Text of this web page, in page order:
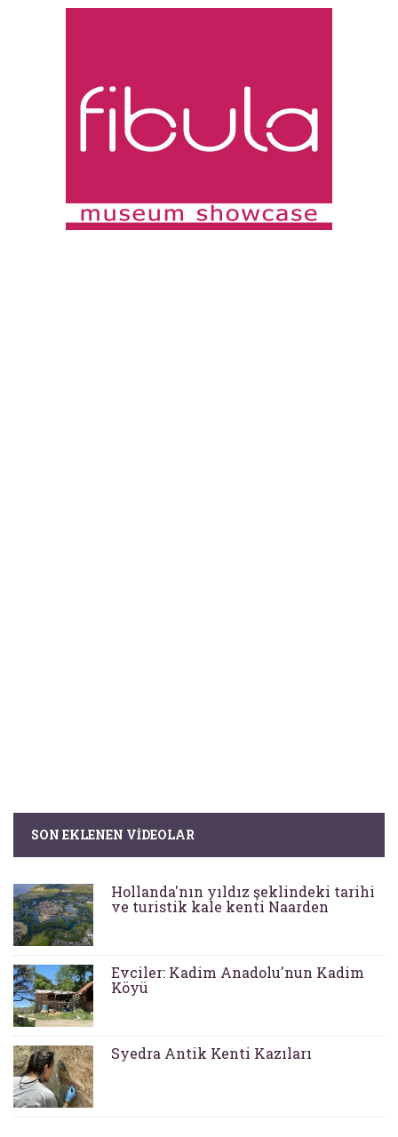
SON EKLENEN VIDEOLAR
Hollanda'nın yıldız şeklindeki tarihi
ve turistik kale kenti Naarden
Evciler: Kadim Anadolu'nun Kadim
Köyü
Syedra Antik Kenti Kazıları